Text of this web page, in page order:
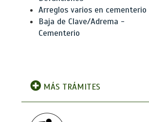
Arreglos varios en cementerio
Baja de Clave/Adrema -
Cementerio
MÁS TRÁMITES